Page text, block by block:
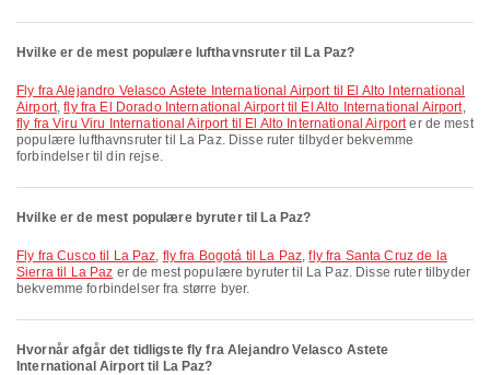
Hvilke er de mest populære lufthavnsruter til La Paz?
fly fra Alejandro Velasco Astete International Airport til El Alto International
Airport,fly fra El Dorado International Airport til El Alto International Airport,
fly fra Viru Viru International Airport til El Alto International Airporter de mest
populære lufthavnsruter til La Paz. Disse ruter tilbyder bekvemme
forbindelser til din rejse.
Hvilke er de mest populære byruter til La Paz?
fly fra Cusco til La Paz, fly fra Bogotá til La Paz,fly fra Santa Cruz de la
Sierra til La Paz er de mest populære byruter til La Paz. Disse ruter tilbyder
bekvemme forbindelser fra større byer.
Hvornår afgår det tidligste fly fra Alejandro Velasco Astete
International Airport til La Paz?